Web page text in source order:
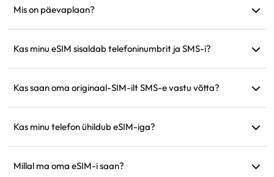
Soovitame see enne reisi paigaldada.
Mis on päevaplaan?
kell 9.00. Kui päeva andmemaht saab täis, langeb kiirus 128
Kas minu eSIM sisaldab telefoninumbrit ja SMS-i?
kasutada rakendusi nagu WhatsApp.
Kas saan oma originaal-SIM-ilt SMS-e vastu võtta?
korraga, et reisides näiteks krediitkaarditeavitusi vastu võtta.
Kas minu telefon ühildub eSIM-iga?
kinnitada, kas teie seade toetab eSIM-i.
Millal ma oma eSIM-i saan?